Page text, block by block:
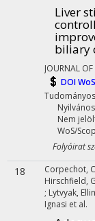
Liver
biliary
JOURNAL
DOIWoS
Tudományos
Nem
WoS/
Folyóirat
18 Corpechot,
Hirschfield,
; Lytvyak,
Ignasi et al.